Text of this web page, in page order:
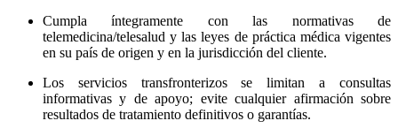
Cumpla íntegramente con las normativas de
telemedicina/telesalud y las leyes de práctica médica vigentes
en su país de origen y en la jurisdicción del cliente.
Los servicios transfronterizos se limitan a consultas
informativas y de apoyo; evite cualquier afirmación sobre
resultados de tratamiento definitivos o garantías.